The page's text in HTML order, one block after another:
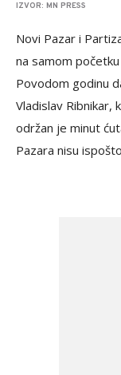
IZVOR: MN PRESS
Novi Pazar i
na samom
Povodom godinu
Vladislav Ribnikar,
održan je minut
Pazara nisu